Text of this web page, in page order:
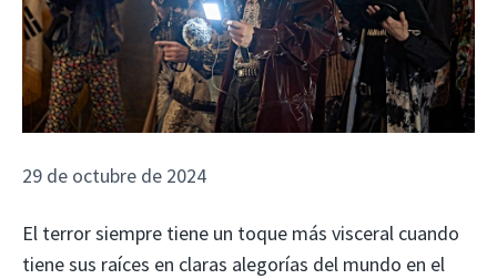
29 de octubre de 2024
El terror siempre tiene un toque más visceral cuando
tiene sus raíces en claras alegorías del mundo en el